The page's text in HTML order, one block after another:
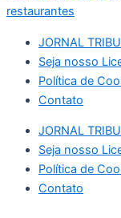
restaurantes
JORNAL
Seja nosso
Política de
Contato
JORNAL
Seja nosso
Política de
Contato